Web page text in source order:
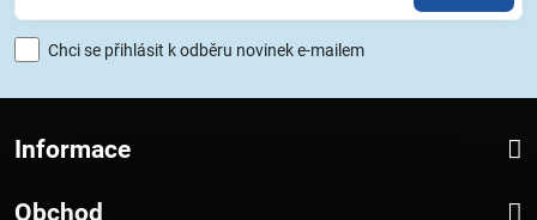
Chci se přihlásit k odběru novinek e-mailem
Informace
Obchod